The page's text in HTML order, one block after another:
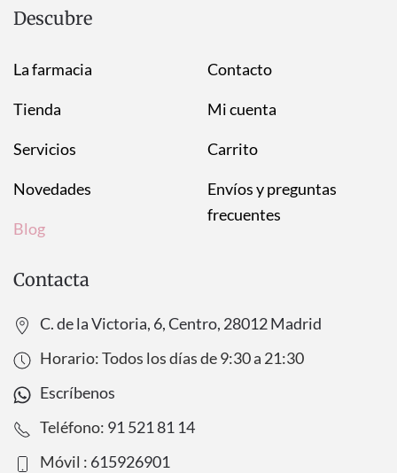
Descubre
La farmacia
Tienda
Servicios
Novedades
Blog
Contacto
Mi cuenta
Carrito
Envíos y preguntas
frecuentes
Contacta
C. de la Victoria, 6, Centro, 28012 Madrid
Horario: Todos los días de9:30a 21:30
Escríbenos
Teléfono: 91 521 81 14
Móvil : 615926901